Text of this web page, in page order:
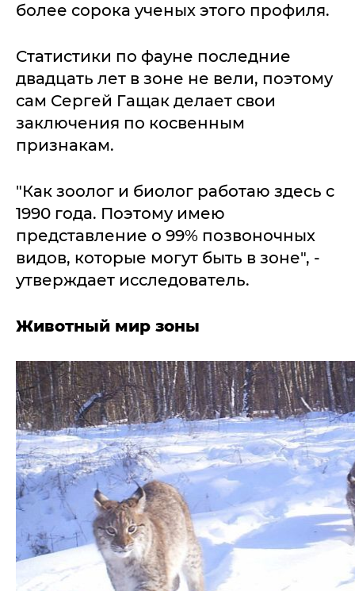
более сорока ученых этого профиля.
Статистики по фауне последние
двадцать лет в зоне не вели, поэтому
сам Сергей Гащак делает свои
заключения по косвенным
признакам.
"Как зоолог и биолог работаю здесь с
1990 года. Поэтому имею
представление о 99% позвоночных
видов, которые могут быть в зоне", -
утверждает исследователь.
Животный мир зоны